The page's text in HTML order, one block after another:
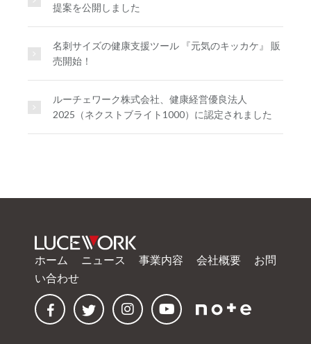
提案を公開しました
名刺サイズの健康支援ツール 『元気のキッカケ』 販
売開始！
ルーチェワーク株式会社、健康経営優良法人
2025（ネクストブライト1000）に認定されました
ホーム ニュース 事業内容 会社概要
お問
い合わせ